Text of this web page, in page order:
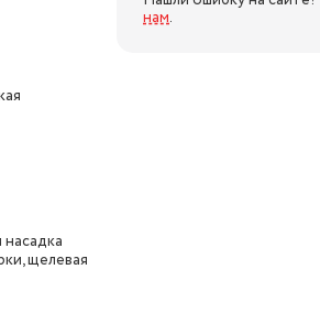
насадка
щелевая
нам.